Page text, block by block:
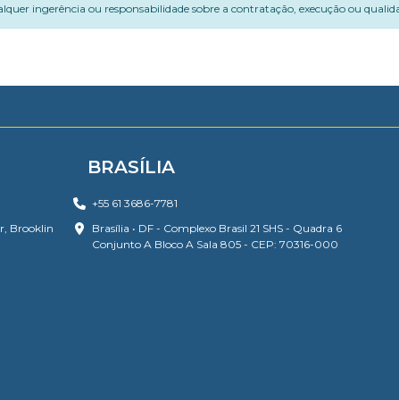
ingerência ou responsabilidade sobre a contratação, execução ou
Brooklin
BRASÍLIA
+55 61 3686-7781
Brasília • DF - Complexo Brasil 21 SHS - Quadra 6
Conjunto A Bloco A Sala 805 - CEP: 70316-000